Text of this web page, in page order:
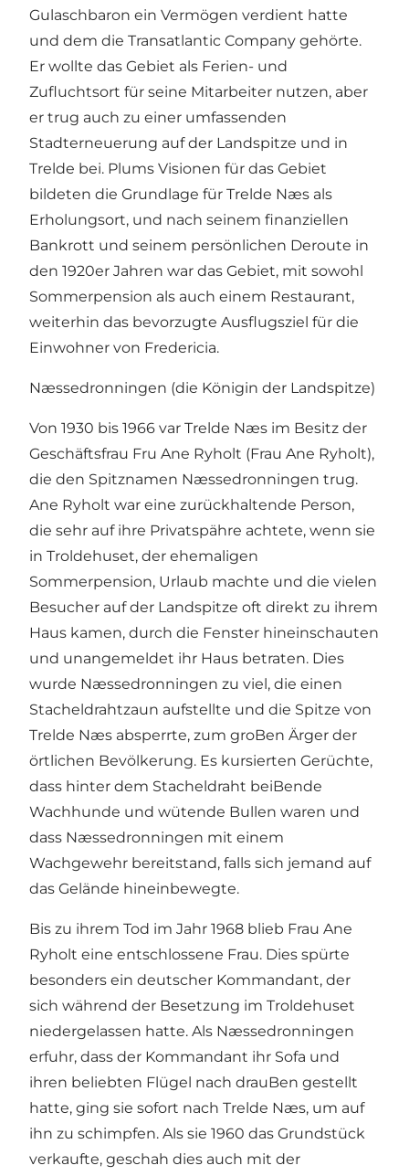
Gulaschbaron ein Vermögen verdient hatte
und dem die Transatlantic Company gehörte.
Er wollte das Gebiet als Ferien- und
Zufluchtsort für seine Mitarbeiter nutzen, aber
er trug auch zu einer umfassenden
Stadterneuerung auf der Landspitze und in
Trelde bei. Plums Visionen für das Gebiet
bildeten die Grundlage für Trelde Næs als
Erholungsort, und nach seinem finanziellen
Bankrott und seinem persönlichen Deroute in
den 1920er Jahren war das Gebiet, mit sowohl
Sommerpension als auch einem Restaurant,
weiterhin das bevorzugte Ausflugsziel für die
Einwohner von Fredericia.
Næssedronningen (die Königin der Landspitze)
Von 1930 bis 1966 var Trelde Næs im Besitz der
Geschäftsfrau Fru Ane Ryholt (Frau Ane Ryholt),
die den Spitznamen Næssedronningen trug.
Ane Ryholt war eine zurückhaltende Person,
die sehr auf ihre Privatspähre achtete, wenn sie
in Troldehuset, der ehemaligen
Sommerpension, Urlaub machte und die vielen
Besucher auf der Landspitze oft direkt zu ihrem
Haus kamen, durch die Fenster hineinschauten
und unangemeldet ihr Haus betraten. Dies
wurde Næssedronningen zu viel, die einen
Stacheldrahtzaun aufstellte und die Spitze von
Trelde Næs absperrte, zum groBen Ärger der
örtlichen Bevölkerung. Es kursierten Gerüchte,
dass hinter dem Stacheldraht beiBende
Wachhunde und wütende Bullen waren und
dass Næssedronningen mit einem
Wachgewehr bereitstand, falls sich jemand auf
das Gelände hineinbewegte.
Bis zu ihrem Tod im Jahr 1968 blieb Frau Ane
Ryholt eine entschlossene Frau. Dies spürte
besonders ein deutscher Kommandant, der
sich während der Besetzung im Troldehuset
niedergelassen hatte. Als Næssedronningen
erfuhr, dass der Kommandant ihr Sofa und
ihren beliebten Flügel nach drauBen gestellt
hatte, ging sie sofort nach Trelde Næs, um auf
ihn zu schimpfen. Als sie 1960 das Grundstück
verkaufte, geschah dies auch mit der